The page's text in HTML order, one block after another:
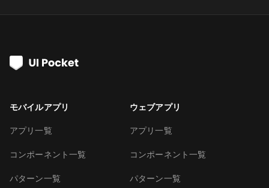
モバイルアプリ
アプリ一覧
コンポーネント一覧
パターン一覧
ウェブアプリ
アプリ一覧
コンポーネント一覧
パターン一覧